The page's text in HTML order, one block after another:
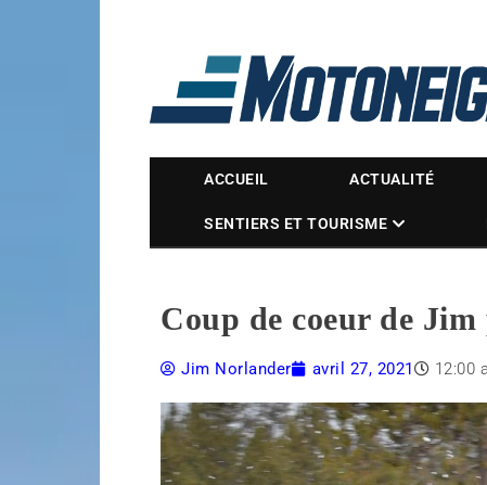
Magazine
ACCUEIL ACTUALITÉ
SENTIERS ET TOURISME
Coup de coeur de
Jim Norlander avril 27, 2021 12:00